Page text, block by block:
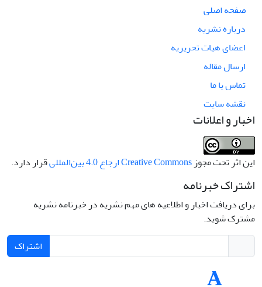
صفحه اصلی
درباره نشریه
اعضای هیات تحریریه
ارسال مقاله
تماس با ما
نقشه سایت
اخبار و اعلانات
این اثر تحت مجوزCreative Commons ارجاع 4.0 بین‌المللی قرار دارد.
اشتراک خبرنامه
برای دریافت اخبار و اطلاعیه های مهم نشریه در خبرنامه نشریه
مشترک شوید.
اشتراک